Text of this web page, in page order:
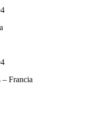
– Francia